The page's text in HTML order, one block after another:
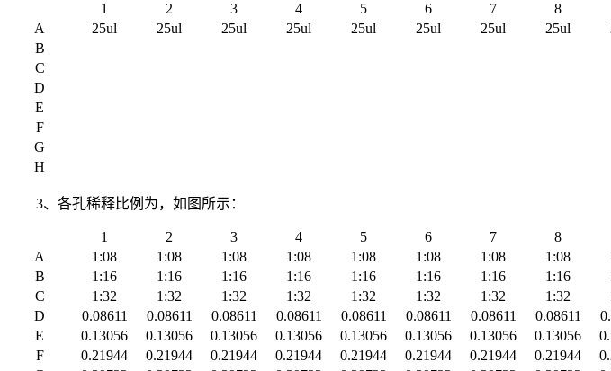
1 2 3 4 5 6 7 8
A
25ul 25ul 25ul 25ul 25ul 25ul 25ul 25ul
B
C
D
E
F
G
H
3、各孔稀释比例为，如图所示：
1 2 3 4 5 6 7 8
A
1:08 1:08 1:08 1:08 1:08 1:08 1:08 1:08
B
1:16 1:16 1:16 1:16 1:16 1:16 1:16 1:16
C
1:32 1:32 1:32 1:32 1:32 1:32 1:32 1:32
D
0.08611 0.08611 0.08611 0.08611 0.08611 0.08611 0.08611 0.08611
E
0.13056 0.13056 0.13056 0.13056 0.13056 0.13056 0.13056 0.13056
F
0.21944 0.21944 0.21944 0.21944 0.21944 0.21944 0.21944 0.21944